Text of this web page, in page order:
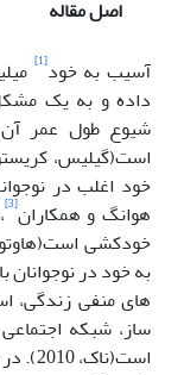
اصل مقاله
آسیب به خود[1]
داده و به یک
است(گیلیس،
خود اغلب در
هوانگ و همکاران[3]
خودکشی
به خود در
های منفی زندگی،
ساز، شبکه